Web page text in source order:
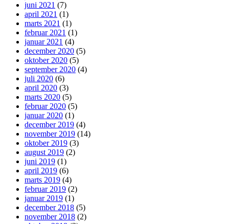
juni 2021 (7)
april 2021 (1)
marts 2021 (1)
februar 2021 (1)
januar 2021 (4)
december 2020 (5)
oktober 2020 (5)
september 2020 (4)
juli 2020 (6)
april 2020 (3)
marts 2020 (5)
februar 2020 (5)
januar 2020 (1)
december 2019 (4)
november 2019 (14)
oktober 2019 (3)
august 2019 (2)
juni 2019 (1)
april 2019 (6)
marts 2019 (4)
februar 2019 (2)
januar 2019 (1)
december 2018 (5)
november 2018 (2)